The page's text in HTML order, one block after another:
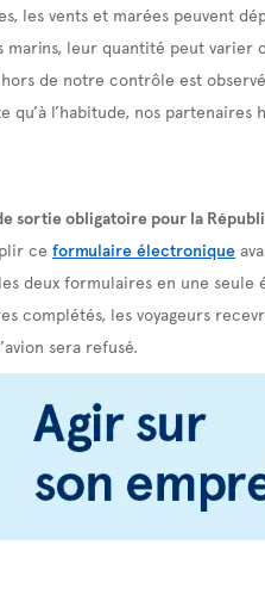
les vents et marées peuvent
leur quantité peut varier
de notre contrôle est
qu’à l’habitude, nos
sortie obligatoire pour la
ce formulaire électronique
deux formulaires en une
complétés, les voyageurs
sera refusé.